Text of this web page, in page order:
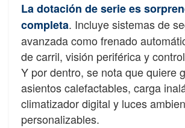
La dotación de serie es
completa. Incluye sistemas de
avanzada como frenado
de carril, visión periférica y
Y por dentro, se nota que quiere
asientos calefactables, carga
climatizador digital y luces
personalizables.